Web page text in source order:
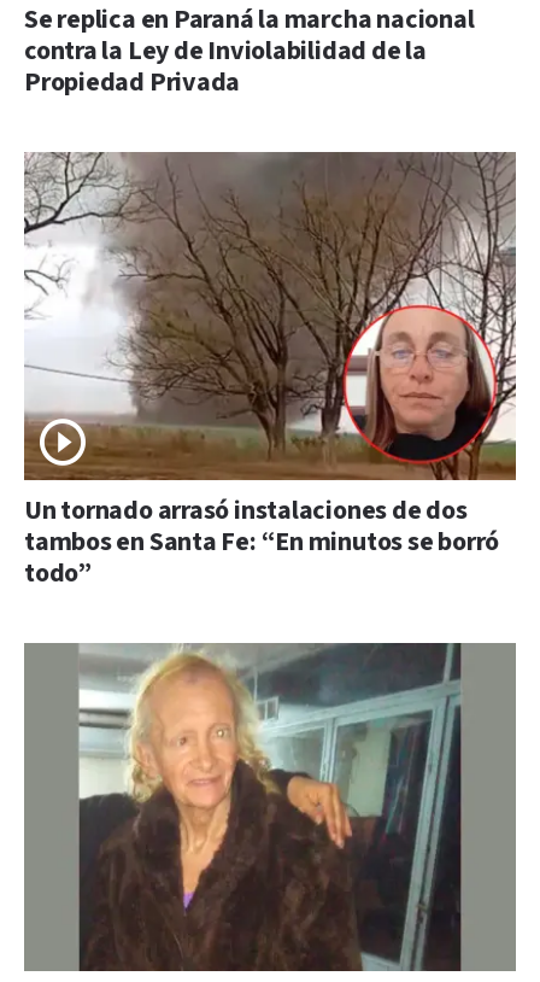
Se replica en Paraná la marcha nacional
contra la Ley de Inviolabilidad de la
Propiedad Privada
Un tornado arrasó instalaciones de dos
tambos en Santa Fe: “En minutos se borró
todo”